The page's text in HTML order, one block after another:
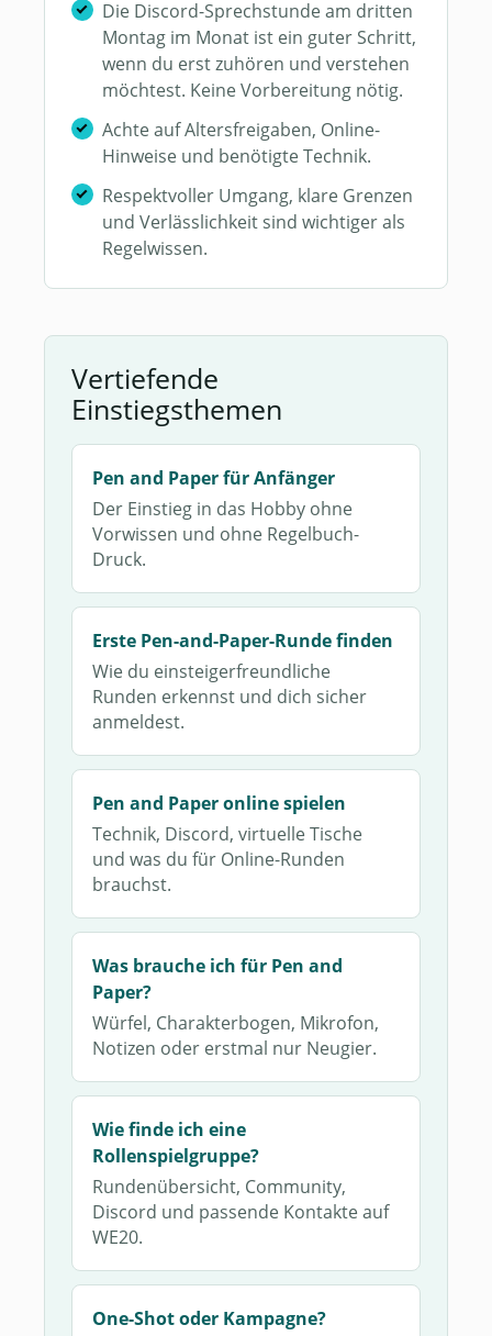
Die Discord-Sprechstunde am dritten
Montag im Monat ist ein guter Schritt,
wenn du erst zuhören und verstehen
möchtest. Keine Vorbereitung nötig.
Achte auf Altersfreigaben, Online-
Hinweise und benötigte Technik.
Respektvoller Umgang, klare Grenzen
und Verlässlichkeit sind wichtiger als
Regelwissen.
Vertiefende
Einstiegsthemen
Pen and Paper für Anfänger
Der Einstieg in das Hobby ohne
Vorwissen und ohne Regelbuch-
Druck.
Erste Pen-and-Paper-Runde finden
Wie du einsteigerfreundliche
Runden erkennst und dich sicher
anmeldest.
Pen and Paper online spielen
Technik, Discord, virtuelle Tische
und was du für Online-Runden
brauchst.
Was brauche ich für Pen and
Paper?
Würfel, Charakterbogen, Mikrofon,
Notizen oder erstmal nur Neugier.
Wie finde ich eine
Rollenspielgruppe?
Rundenübersicht, Community,
Discord und passende Kontakte auf
WE20.
One-Shot oder Kampagne?